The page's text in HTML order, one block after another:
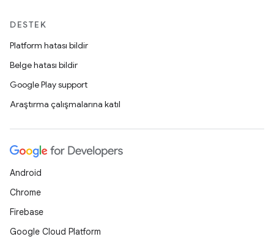
DESTEK
Platform hatası bildir
Belge hatası bildir
Google Play support
Araştırma çalışmalarına katıl
Android
Chrome
Firebase
Google Cloud Platform